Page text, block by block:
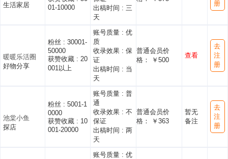
生活家居
01-10000
出稿时间 : 三
天
册
暖暖乐活圈
好物分享
粉丝 : 30001-
50000
获赞收藏 : 20
001以上
账号质量 : 优
质
收录效果 : 保
证
出稿时间 : 当
天
普通会员价
格： ￥500
查看
去
注
册
池棠小鱼
探店
粉丝 : 5001-1
0000
获赞收藏 : 10
001-20000
账号质量 : 普
通
收录效果 : 不
保证
出稿时间 : 两
天
普通会员价
格： ￥363
暂无
备注
去
注
册
账号质量 : 优